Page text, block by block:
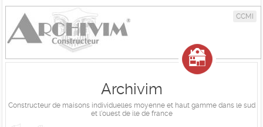
CCMI
Archivim
Constructeur de maisons individuelles moyenne et haut gamme dans le sud
et l'ouest de ile de france